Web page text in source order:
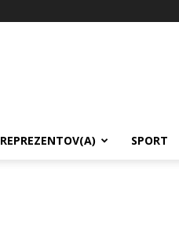
REPREZENTOV(A) SPORT